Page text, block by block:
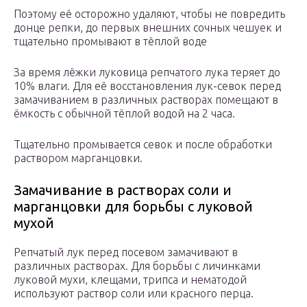
Поэтому её осторожно удаляют, чтобы не повредить
донце репки, до первых внешних сочных чешуек и
тщательно промывают в тёплой воде
За время лёжки луковица репчатого лука теряет до
10% влаги. Для её восстановления лук-севок перед
замачиванием в различных растворах помещают в
ёмкость с обычной тёплой водой на 2 часа.
Тщательно промывается севок и после обработки
раствором марганцовки.
Замачивание в растворах соли и
марганцовки для борьбы с луковой
мухой
Репчатый лук перед посевом замачивают в
различных растворах. Для борьбы с личинками
луковой мухи, клещами, трипса и нематодой
используют раствор соли или красного перца.